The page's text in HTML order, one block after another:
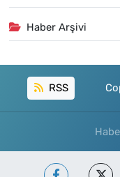
Haber Arşivi
RSS